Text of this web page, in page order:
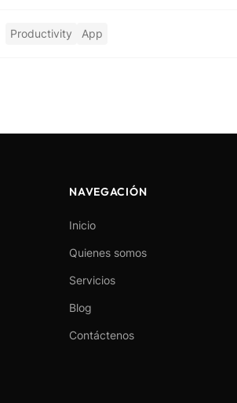
Productivity App
NAVEGACIÓN
Inicio
Quienes somos
Servicios
Blog
Contáctenos